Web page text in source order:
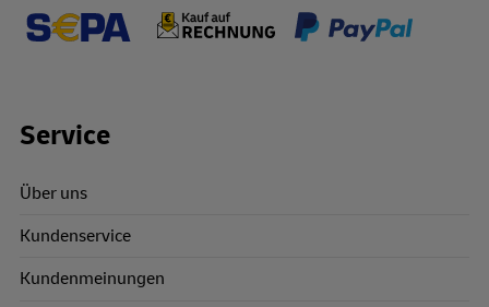
Footer Links
Service
Über uns
Kundenservice
Kundenmeinungen